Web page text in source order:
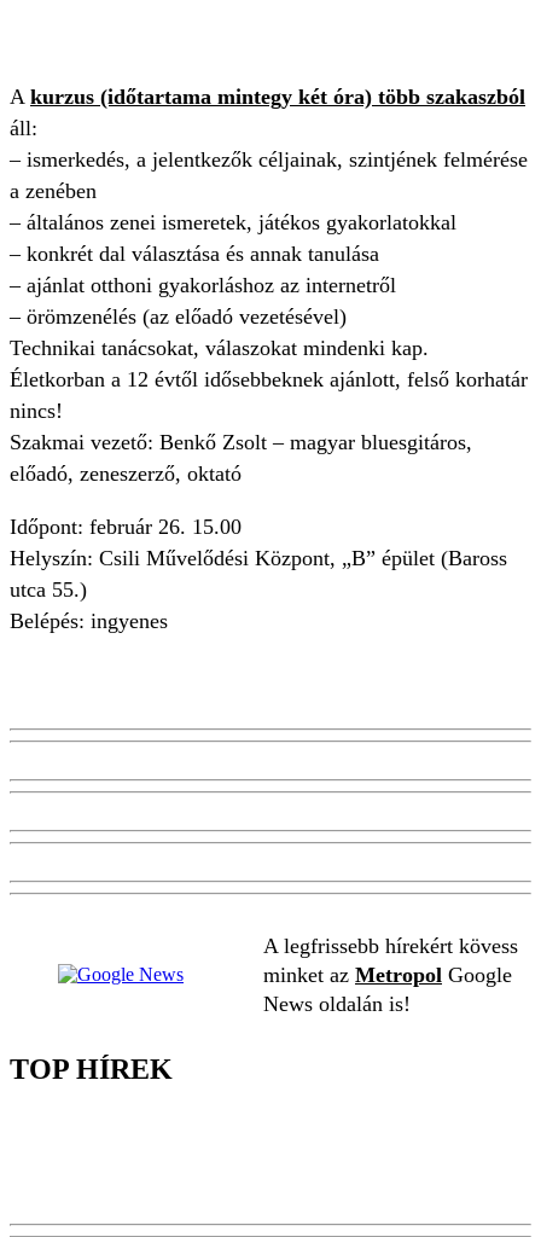
A kurzus (időtartama mintegy két óra) több szakaszból
áll:
– ismerkedés, a jelentkezők céljainak, szintjének felmérése
a zenében
– általános zenei ismeretek, játékos gyakorlatokkal
– konkrét dal választása és annak tanulása
– ajánlat otthoni gyakorláshoz az internetről
– örömzenélés (az előadó vezetésével)
Technikai tanácsokat, válaszokat mindenki kap.
Életkorban a 12 évtől idősebbeknek ajánlott, felső korhatár
nincs!
Szakmai vezető: Benkő Zsolt – magyar bluesgitáros,
előadó, zeneszerző, oktató
Időpont: február 26. 15.00
Helyszín: Csili Művelődési Központ, „B” épület (Baross
utca 55.)
Belépés: ingyenes
A legfrissebb hírekért kövess
minket az Metropol Google
News oldalán is!
TOP HÍREK